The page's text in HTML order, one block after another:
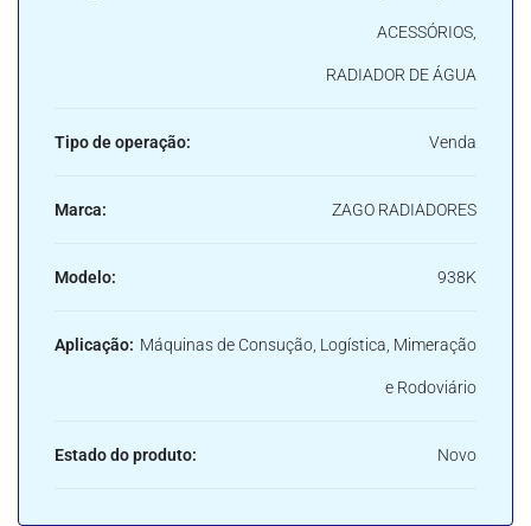
ACESSÓRIOS,
RADIADOR DE ÁGUA
Tipo de operação: Venda
Marca: ZAGO RADIADORES
Modelo: 938K
Aplicação: Máquinas de Consução, Logística, Mimeração
e Rodoviário
Estado do produto: Novo